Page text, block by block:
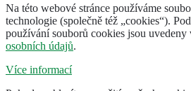
Na této webové stránce používáme
technologie (společně též „cookies“).
používání souborů cookies jsou uvedeny
osobních údajů.
Více informací